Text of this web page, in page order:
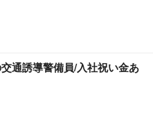
通誘導警備員/入社祝い金あ